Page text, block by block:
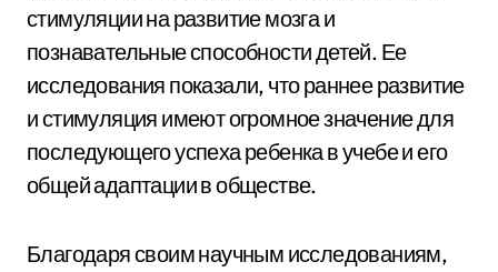
стимуляции на развитие мозга и
познавательные способности детей. Ее
исследования показали, что раннее развитие
и стимуляция имеют огромное значение для
последующего успеха ребенка в учебе и его
общей адаптации в обществе.
Благодаря своим научным исследованиям,